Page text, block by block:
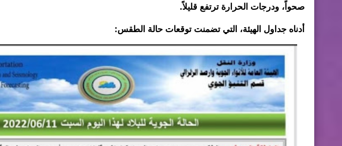
صحواً، ودرجات الحرارة ترتفع قليلاً.
أدناه جداول الهيئة، التي تضمنت توقعات حالة الطقس: